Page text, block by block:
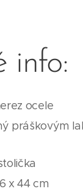
info:
ocele
práškovým
x 44 cm